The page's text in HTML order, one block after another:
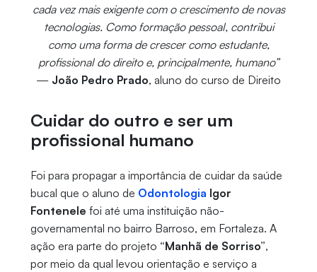
cada vez mais exigente com o crescimento de novas
tecnologias. Como formação pessoal, contribui
como uma forma de crescer como estudante,
profissional do direito e, principalmente, humano”
— João Pedro Prado, aluno do curso de Direito
Cuidar do outro e ser um
profissional humano
Foi para propagar a importância de cuidar da saúde
bucal que o aluno de Odontologia Igor
Fontenele foi até uma instituição não-
governamental no bairro Barroso, em Fortaleza. A
ação era parte do projeto “Manhã de Sorriso”,
por meio da qual levou orientação e serviço a